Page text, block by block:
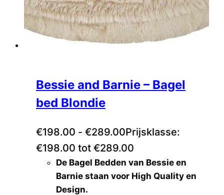
Bessie and Barnie – Bagel
bed Blondie
€198.00 - €289.00Prijsklasse:
€198.00 tot €289.00
De Bagel Bedden van Bessie en
Barnie staan voor High Quality en
Design.